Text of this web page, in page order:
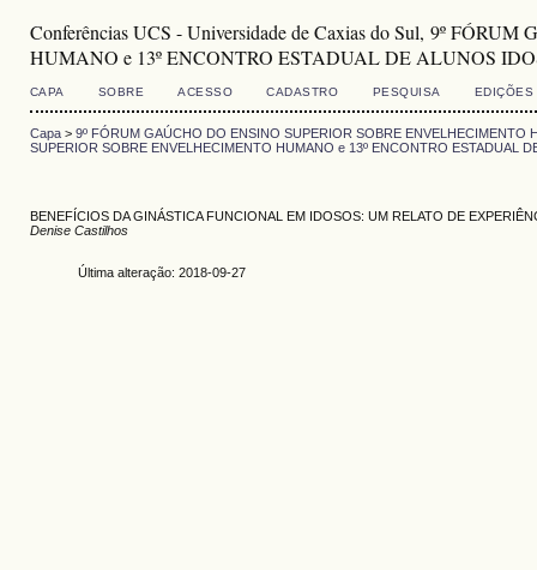
Conferências UCS - Universidade de Caxias do Sul, 9º
HUMANO e 13º ENCONTRO ESTADUAL DE ALUNOS
CAPA SOBRE ACESSO CADASTRO PESQUISA EDIÇÕES
Capa> 9º FÓRUM GAÚCHO DO ENSINO SUPERIOR SOBRE ENVELHECIMENTO
SUPERIOR SOBRE ENVELHECIMENTO HUMANO e 13º ENCONTRO ESTADUAL
BENEFÍCIOS DA GINÁSTICA FUNCIONAL EM IDOSOS: UM RELATO DE
Denise Castilhos
Última alteração: 2018-09-27